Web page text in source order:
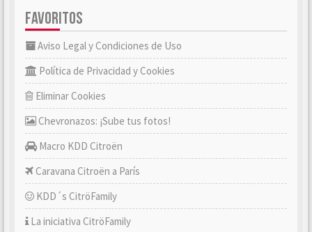
FAVORITOS
Aviso Legal y Condiciones de Uso
Política de Privacidad y Cookies
Eliminar Cookies
Chevronazos: ¡Sube tus fotos!
Macro KDD Citroën
Caravana Citroën a París
KDD´s CitröFamily
La iniciativa CitröFamily